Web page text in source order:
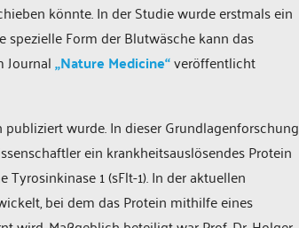
könnte. In der Studie wurde erstmals ein
Form der Blutwäsche kann das
Journal„Nature Medicine“veröffentlicht
wurde. In dieser Grundlagenforschung
ein krankheitsauslösendes Protein
1 (sFlt-1). In der aktuellen
bei dem das Protein mithilfe eines